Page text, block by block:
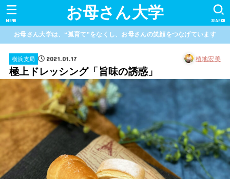
お母さん大学 SEARCH
MENU
お母さん大学は、“孤育て”をなくし、お母さんの笑顔をつなげています
横浜支局 2021.01.17 植地宏美
極上ドレッシング「旨味の誘惑」